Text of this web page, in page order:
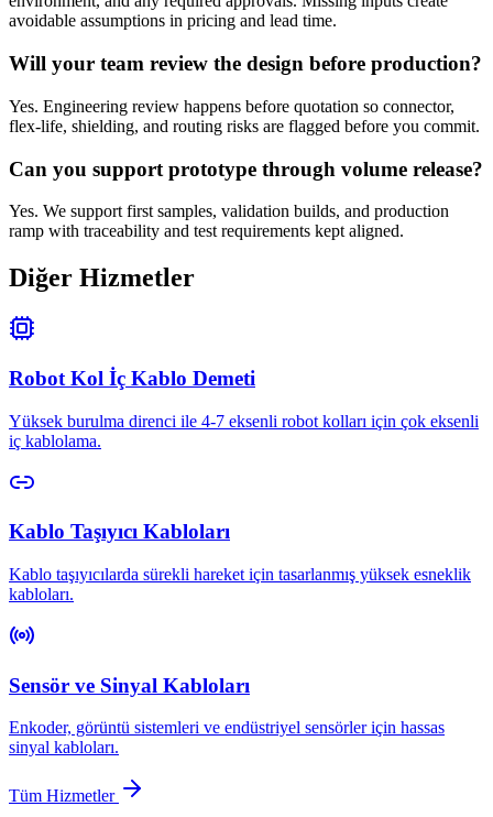
avoidable assumptions in pricing and lead time.
Will your team review the design before production?
Yes. Engineering review happens before quotation so connector,
flex-life, shielding, and routing risks are flagged before you commit.
Can you support prototype through volume release?
Yes. We support first samples, validation builds, and production
ramp with traceability and test requirements kept aligned.
Diğer Hizmetler
Robot Kol İç Kablo Demeti
Yüksek burulma direnci ile 4-7 eksenli robot kolları için çok eksenli
iç kablolama.
Kablo Taşıyıcı Kabloları
Kablo taşıyıcılarda sürekli hareket için tasarlanmış yüksek esneklik
kabloları.
Sensör ve Sinyal Kabloları
Enkoder, görüntü sistemleri ve endüstriyel sensörler için hassas
sinyal kabloları.
Tüm Hizmetler